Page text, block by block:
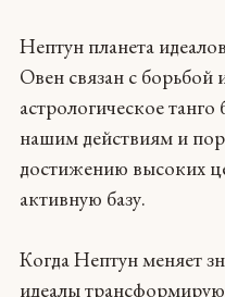
Нептун планета
Овен связан с борьбой
астрологическое
нашим действиям и
достижению высоких
активную базу.
Когда Нептун меняет
идеалы